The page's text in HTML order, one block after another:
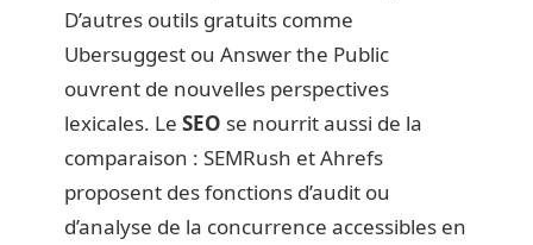
D’autres outils gratuits comme
Ubersuggest ou Answer the Public
ouvrent de nouvelles perspectives
lexicales. Le SEO se nourrit aussi de la
comparaison : SEMRush et Ahrefs
proposent des fonctions d’audit ou
d’analyse de la concurrence accessibles en